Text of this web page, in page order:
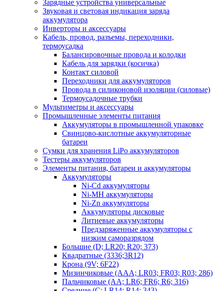
Зарядные устройства универсальные
Звуковая и световая индикация заряда
аккумулятора
Инверторы и аксессуары
Кабель, провод, разъемы, переходники,
термоусадка
Балансировочные провода и колодки
Кабель для зарядки (косичка)
Контакт силовой
Переходники для аккумуляторов
Провода в силиконовой изоляции (силовые)
Термоусадочные трубки
Мультиметры и аксессуары
Промышленные элементы питания
Аккумуляторы в промышленной упаковке
Свинцово-кислотные аккумуляторные
батареи
Сумки для хранения LiPo аккумуляторов
Тестеры аккумуляторов
Элементы питания, батареи и аккумуляторы
Аккумуляторы
Ni-Cd аккумуляторы
Ni-MH аккумуляторы
Ni-Zn аккумуляторы
Аккумуляторы дисковые
Литиевые аккумуляторы
Предзаряженные аккумуляторы с
низким саморазрядом
Большие (D; LR20; R20; 373)
Квадратные (3336;3R12)
Крона (9V; 6F22)
Мизинчиковые (AAA; LR03; FR03; R03; 286)
Пальчиковые (AA; LR6; FR6; R6; 316)